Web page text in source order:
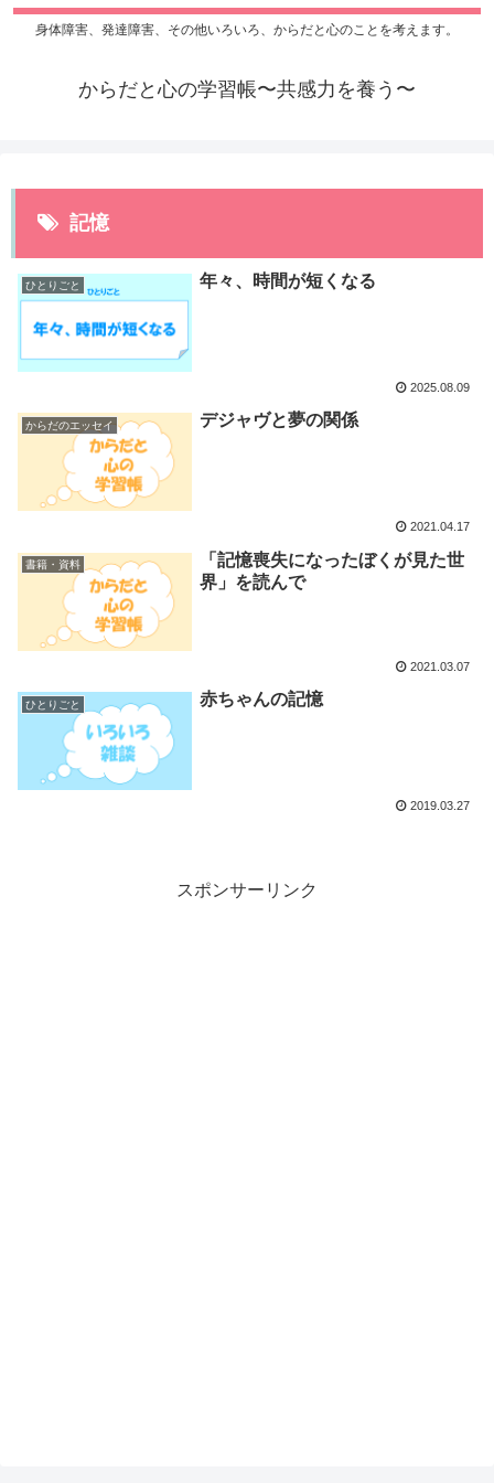
身体障害、発達障害、その他いろいろ、からだと心のことを考えます。
からだと心の学習帳〜共感力を養う〜
記憶
ひとりごと 年々、時間が短くなる
2025.08.09
からだのエッセイ デジャヴと夢の関係
2021.04.17
書籍・資料
「記憶喪失になったぼくが見た世
界」を読んで
2021.03.07
ひとりごと 赤ちゃんの記憶
2019.03.27
スポンサーリンク